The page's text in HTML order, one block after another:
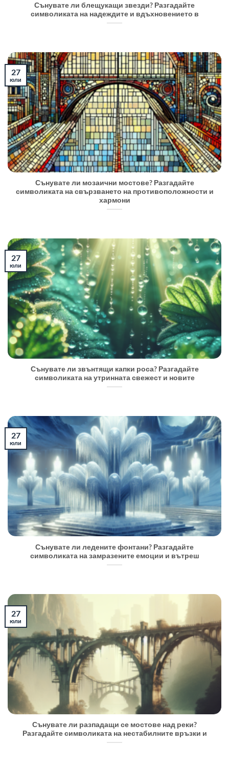
Сънувате ли блещукащи звезди? Разгадайте
символиката на надеждите и вдъхновението в
Сънувате ли мозаични мостове? Разгадайте
символиката на свързването на противоположности и
хармони
27
юли
Сънувате ли звънтящи капки роса? Разгадайте
символиката на утринната свежест и новите
27
юли
Сънувате ли ледените фонтани? Разгадайте
символиката на замразените емоции и вътреш
27
юли
Сънувате ли разпадащи се мостове над реки?
Разгадайте символиката на нестабилните връзки и
27
юли